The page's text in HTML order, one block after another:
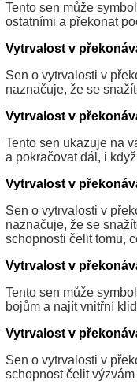
Tento sen může
ostatními a překonat
Vytrvalost v
Sen o vytrvalosti v
naznačuje, že se
Vytrvalost v
Tento sen ukazuje na
a pokračovat dál, i
Vytrvalost v
Sen o vytrvalosti v
naznačuje, že se
schopnosti čelit tomu,
Vytrvalost v
Tento sen může
bojům a najít vnitřní
Vytrvalost v
Sen o vytrvalosti v
schopnost čelit